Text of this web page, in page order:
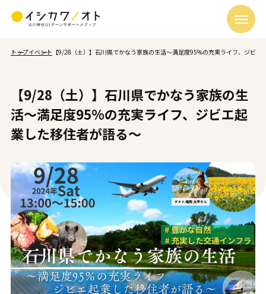
トップイベント 【9/28（土）】石川県でかなう家族の生活～満足度95%の充実ライフ、ジビエ
【9/28（土）】石川県でかなう家族の生
活～満足度95%の充実ライフ、ジビエ起
業した移住者が語る～